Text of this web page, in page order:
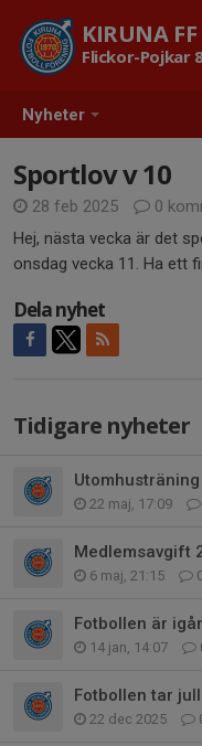
Nyheter
KIRUNA FF
Flickor-Pojkar
Sportlov v 10
28 feb 2025
0
Hej, nästa vecka är det
onsdag vecka 11. Ha ett
Dela nyhet
Tidigare nyheter
22 maj, 17:09
Medlemsavgift
6 maj, 21:15
Fotbollen är
14 jan, 14:07
Fotbollen tar
22 dec 2025